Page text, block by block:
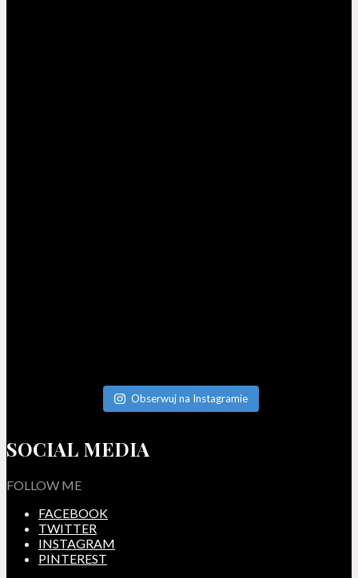
Obserwuj na Instagramie
SOCIAL MEDIA
FOLLOW ME
FACEBOOK
TWITTER
INSTAGRAM
PINTEREST